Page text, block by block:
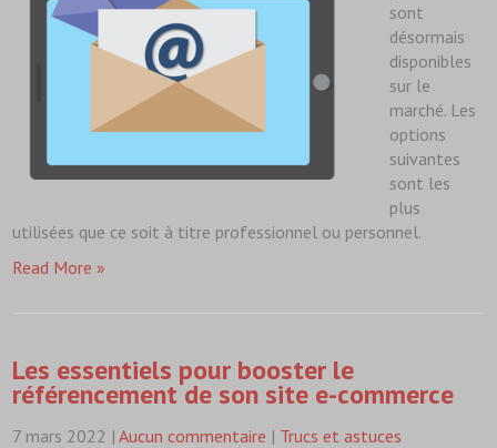
sont
désormais
disponibles
sur le
marché. Les
options
suivantes
sont les
plus
utilisées que ce soit à titre professionnel ou personnel.
Read More »
Les essentiels pour booster le
référencement de son site e-commerce
7 mars 2022 |Aucun commentaire | Trucs et astuces